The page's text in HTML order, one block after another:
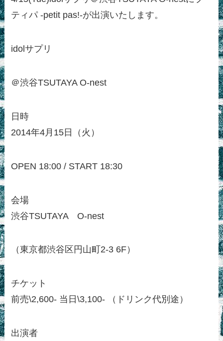
ティパ -petit pas!-が出演いたします。
idolサプリ
＠渋谷TSUTAYA O-nest
日時
2014年4月15日（火）
OPEN 18:00 / START 18:30
会場
渋谷TSUTAYA O-nest
（東京都渋谷区円山町2-3 6F）
チケット
前売\2,600- 当日\3,100- （ドリンク代別途）
出演者